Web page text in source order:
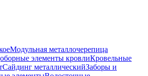
Модульная металлочерепица
элементы кровлиКровельные
Сайдинг металлическийЗаборы и